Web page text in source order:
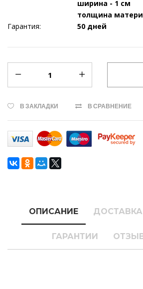
ширина - 1 см
толщина
Гарантия:
50 дней
В ЗАКЛАДКИ В СРАВНЕНИЕ
ОПИСАНИЕ ДОСТАВКА
ГАРАНТИИ